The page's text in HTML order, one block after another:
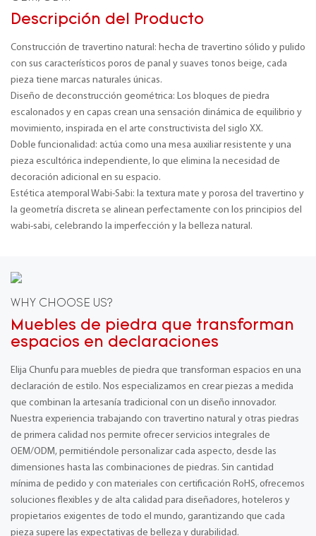
Descripción del Producto
Construcción de travertino natural: hecha de travertino sólido y pulido
con sus característicos poros de panal y suaves tonos beige, cada
pieza tiene marcas naturales únicas.
Diseño de deconstrucción geométrica: Los bloques de piedra
escalonados y en capas crean una sensación dinámica de equilibrio y
movimiento, inspirada en el arte constructivista del siglo XX.
Doble funcionalidad: actúa como una mesa auxiliar resistente y una
pieza escultórica independiente, lo que elimina la necesidad de
decoración adicional en su espacio.
Estética atemporal Wabi-Sabi: la textura mate y porosa del travertino y
la geometría discreta se alinean perfectamente con los principios del
wabi-sabi, celebrando la imperfección y la belleza natural.
WHY CHOOSE US?
Muebles de piedra que transforman
espacios en declaraciones
Elija Chunfu para muebles de piedra que transforman espacios en una
declaración de estilo. Nos especializamos en crear piezas a medida
que combinan la artesanía tradicional con un diseño innovador.
Nuestra experiencia trabajando con travertino natural y otras piedras
de primera calidad nos permite ofrecer servicios integrales de
OEM/ODM, permitiéndole personalizar cada aspecto, desde las
dimensiones hasta las combinaciones de piedras. Sin cantidad
mínima de pedido y con materiales con certificación RoHS, ofrecemos
soluciones flexibles y de alta calidad para diseñadores, hoteleros y
propietarios exigentes de todo el mundo, garantizando que cada
pieza supere las expectativas de belleza y durabilidad.